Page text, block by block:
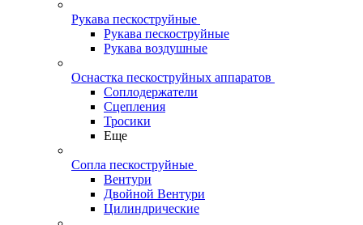
Рукава пескоструйные
Рукава пескоструйные
Рукава воздушные
Оснастка пескоструйных аппаратов
Соплодержатели
Сцепления
Тросики
Еще
Сопла пескоструйные
Вентури
Двойной Вентури
Цилиндрические